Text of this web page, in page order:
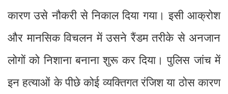
कारण उसे नौकरी से निकाल दिया गया। इसी आक्रोश
और मानसिक विचलन में उसने रैंडम तरीके से अनजान
लोगों को निशाना बनाना शुरू कर दिया। पुलिस जांच में
इन हत्याओं के पीछे कोई व्यक्तिगत रंजिश या ठोस कारण